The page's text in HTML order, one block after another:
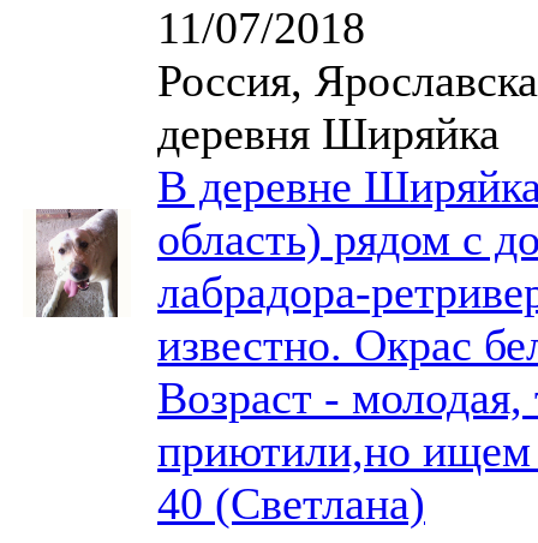
11/07/2018
Россия,
деревня Ширяйка
В деревне
область) рядом с
лабрадора-
известно. Окрас
Возраст -
приютили,но ищем
40 (Светлана)